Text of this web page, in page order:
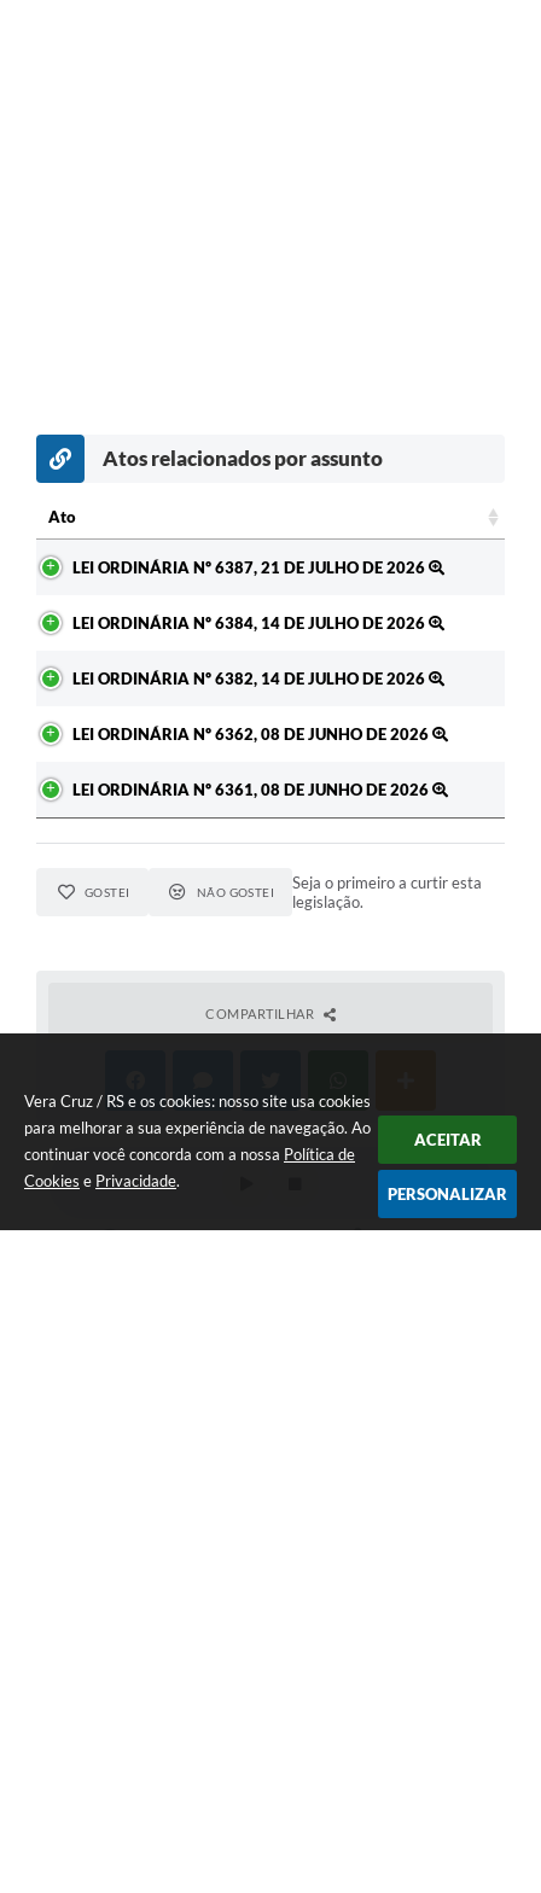
Vera Cruz / RS e os cookies: nosso site usa cookies
para melhorar a sua experiência de navegação. Ao
continuar você concorda com a nossa Política de
Cookies e Privacidade.
ACEITAR
PERSONALIZAR
Atos relacionados por assunto
Ato
LEI ORDINÁRIA Nº 6387, 21 DE JULHO DE 2026
LEI ORDINÁRIA Nº 6384, 14 DE JULHO DE 2026
LEI ORDINÁRIA Nº 6382, 14 DE JULHO DE 2026
LEI ORDINÁRIA Nº 6362, 08 DE JUNHO DE 2026
LEI ORDINÁRIA Nº 6361, 08 DE JUNHO DE 2026
GOSTEI NÃO GOSTEI
Seja o primeiro a curtir esta
legislação.
COMPARTILHAR